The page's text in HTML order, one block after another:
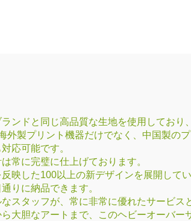
ンドと同じ高品質な生地を使用しており
外製プリント機器だけでなく、中国製の
応可能です。
常に完璧に仕上げております。
映した100以上の新デザインを展開してい
りに納品できます。
スタッフが、常に非常に優れたサービス
ら大胆なアートまで、このヘビーオーバ